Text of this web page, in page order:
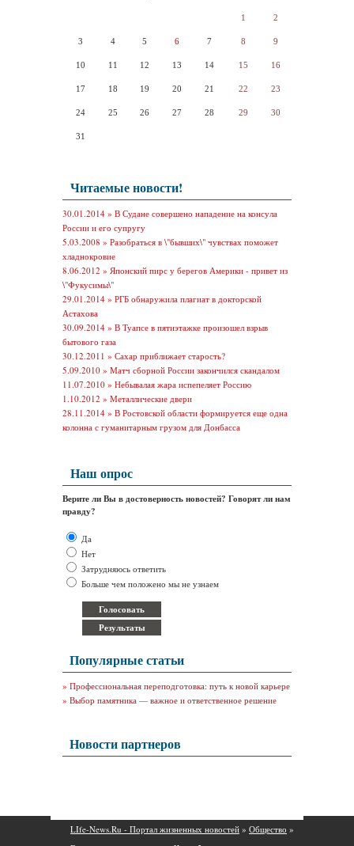
1 2
3 4 5 6 7 8 9
10 11 12 13 14 15 16
17 18 19 20 21 22 23
24 25 26 27 28 29 30
31
Читаемые новости!
30.01.2014 » В Судане совершено нападение на консула
России и его супругу
5.03.2008 » Разобраться в \"бывших\" чувствах поможет
хладнокровие
8.06.2012 » Японский пирс у берегов Америки - привет из
\"Фукусимы\"
29.01.2014 » РГБ обнаружила плагиат в докторской
Астахова
30.09.2014 » В Туапсе в пятиэтажке произошел взрыв
бытового газа
30.12.2011 » Сахар приближает старость?
5.09.2010 » Матч сборной России закончился скандалом
11.07.2010 » Небывалая жара испепеляет Россию
1.10.2012 » Металлические двери
28.11.2014 » В Ростовской области формируется еще одна
колонна с гуманитарным грузом для Донбасса
Наш опрос
Верите ли Вы в достоверность новостей? Говорят ли нам
правду?
Да
Нет
Затрудняюсь ответить
Больше чем положено мы не узнаем
Популярные статьи
» Профессиональная переподготовка: путь к новой карьере
» Выбор памятника — важное и ответственное решение
Новости партнеров
LIfe-News.Ru - Портал жизненных новостей » Общество »